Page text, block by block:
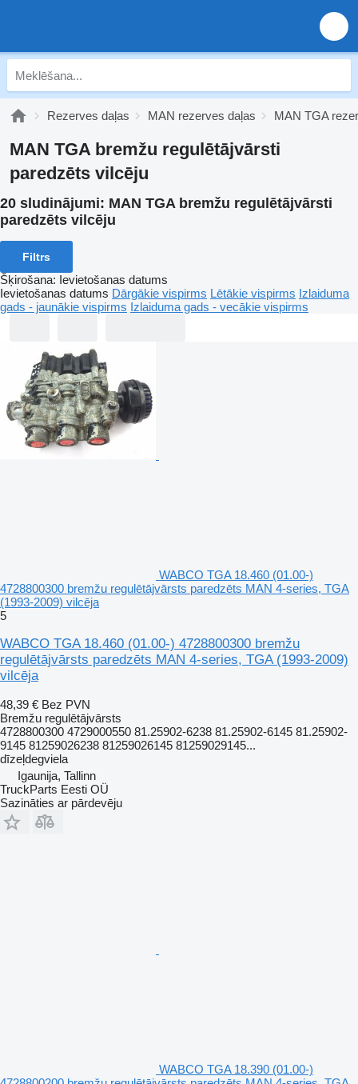
Rezerves daļas MAN rezerves daļas MAN TGA
MAN TGA bremžu regulētājvārsti
paredzēts vilcēju
20 sludinājumi: MAN TGA bremžu regulētājvārsti
paredzēts vilcēju
Filtrs
Šķirošana: Ievietošanas datums
Ievietošanas datums Dārgākie vispirms Lētākie vispirms Izlaiduma
gads - jaunākie vispirms Izlaiduma gads - vecākie vispirms
WABCO TGA 18.460 (01.00-)
4728800300 bremžu regulētājvārsts paredzēts MAN 4-series, TGA
(1993-2009) vilcēja
5
WABCO TGA 18.460 (01.00-) 4728800300 bremžu
regulētājvārsts paredzēts MAN 4-series, TGA (1993-2009)
vilcēja
48,39 € Bez PVN
Bremžu regulētājvārsts
4728800300 4729000550 81.25902-6238 81.25902-6145 81.25902-
9145 81259026238 81259026145 81259029145...
dīzeļdegviela
Igaunija, Tallinn
TruckParts Eesti OÜ
Sazināties ar pārdevēju
WABCO TGA 18.390 (01.00-)